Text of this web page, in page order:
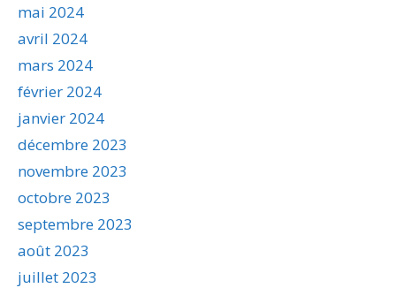
mai 2024
avril 2024
mars 2024
février 2024
janvier 2024
décembre 2023
novembre 2023
octobre 2023
septembre 2023
août 2023
juillet 2023